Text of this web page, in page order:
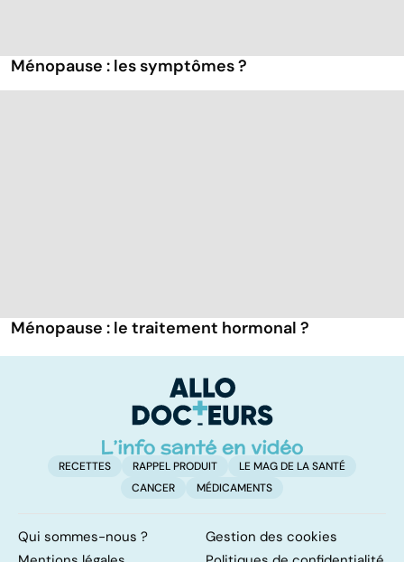
Ménopause : les symptômes ?
Ménopause : le traitement hormonal ?
RECETTES RAPPEL PRODUIT
LE MAG DE LA SANTÉ
CANCER
MÉDICAMENTS
Qui sommes-nous ?
Gestion des cookies